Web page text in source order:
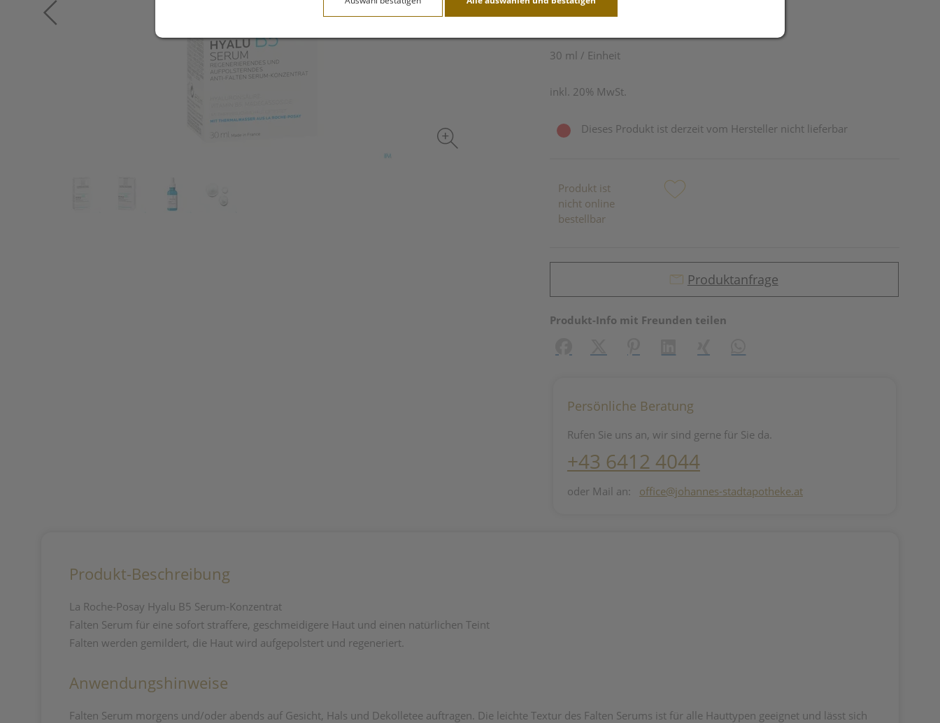
30 ml / Einheit
inkl. 20% MwSt.
Dieses Produkt ist derzeit vom Hersteller nicht lieferbar
Produkt ist
nicht online
bestellbar
Produktanfrage
Produkt-Info mit Freunden teilen
Persönliche Beratung
Rufen Sie uns an, wir sind gerne für Sie da.
+43 6412 4044
oder Mail an: office@johannes-stadtapotheke.at
Produkt-Beschreibung
La Roche-Posay Hyalu B5 Serum-Konzentrat
Falten Serum für eine sofort straffere, geschmeidigere Haut und einen natürlichen Teint
Falten werden gemildert, die Haut wird aufgepolstert und regeneriert.
Anwendungshinweise
Falten Serum morgens und/oder abends auf Gesicht, Hals und Dekolletee auftragen. Die leichte Textur des Falten Serums ist für alle Hauttypen geeignet und lässt sich